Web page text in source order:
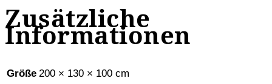
Zusätzliche
Informationen
Größe 200 × 130 × 100 cm